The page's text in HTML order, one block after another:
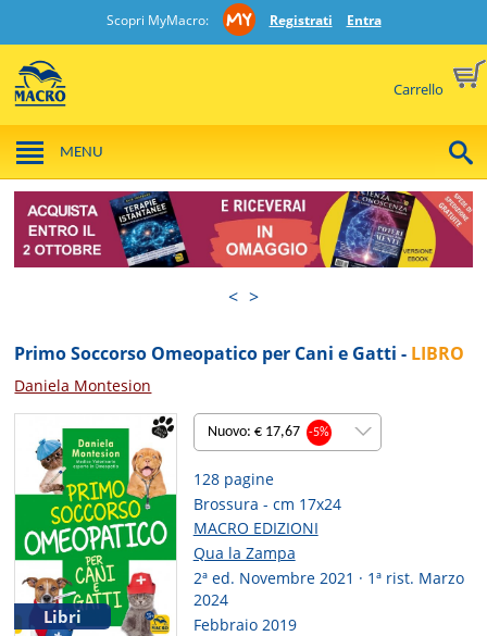
Scopri MyMacro: Registrati Entra
Carrello
MENU
< >
Primo Soccorso Omeopatico per Cani e Gatti - LIBRO
Daniela Montesion
Libri
Nuovo: € 17,67-5%
128 pagine
Brossura - cm 17x24
MACRO EDIZIONI
Qua la Zampa
2ª ed. Novembre 2021 · 1ª rist. Marzo
2024
Febbraio 2019